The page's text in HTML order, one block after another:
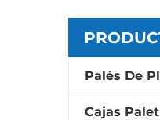
Palés De
Cajas Palet